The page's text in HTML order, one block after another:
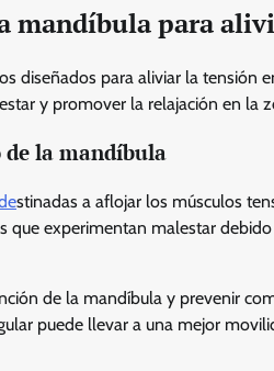
mandíbula para
diseñados para aliviar la tensión
y promover la relajación en la
la mandíbula
stinadas a aflojar los músculos
experimentan malestar
de la mandíbula y prevenir
puede llevar a una mejor